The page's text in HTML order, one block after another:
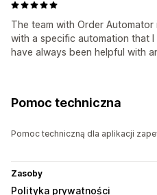
The team with Order
with a specific automation that
have always been helpful with
Pomoc techniczna
Pomoc techniczną dla aplikacji
Zasoby
Polityka prywatności